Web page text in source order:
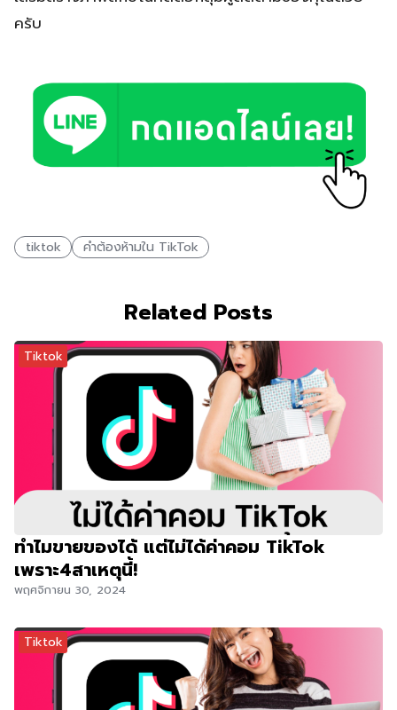
ครับ
tiktok คำต้องห้ามใน TikTok
Related Posts
Tiktok
ทำไมขายของได้ แต่ไม่ได้ค่าคอม TikTok
เพราะ4สาเหตุนี้!
พฤศจิกายน 30, 2024
Tiktok